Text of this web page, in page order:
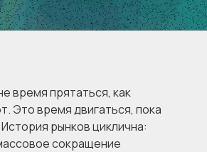
время прятаться, как
Это время двигаться, пока
рынков циклична:
сокращение